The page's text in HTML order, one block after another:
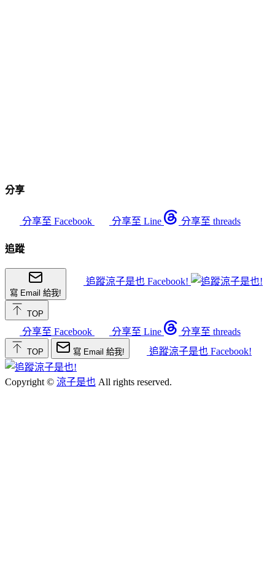
分享
分享至 Facebook 分享至 Line 分享至 threads
追蹤
寫 Email 給我!
追蹤涼子是也 Facebook!
TOP
分享至 Facebook 分享至 Line 分享至 threads
TOP 寫 Email 給我! 追蹤涼子是也 Facebook!
Copyright © 涼子是也 All rights reserved.